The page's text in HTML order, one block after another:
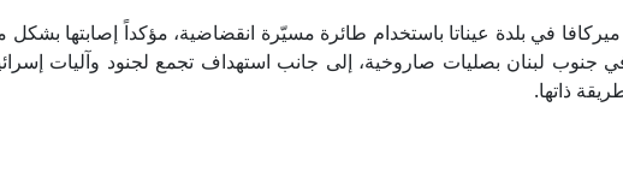
في بلدة عيناتا باستخدام طائرة مسيّرة انقضاضية، مؤكداً إصابتها بشكل
لبنان بصليات صاروخية، إلى جانب استهداف تجمع لجنود وآليات
ذاتها.